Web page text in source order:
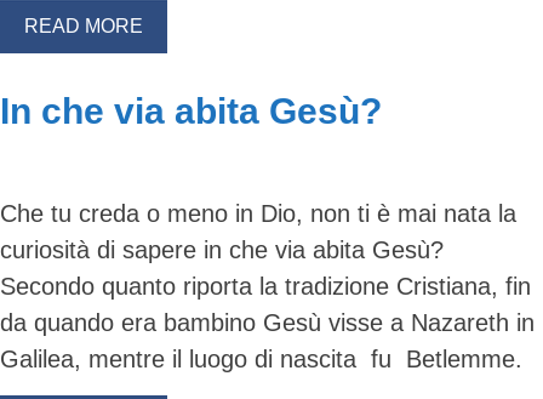
READ MORE
In che via abita Gesù?
Che tu creda o meno in Dio, non ti è mai nata la
curiosità di sapere in che via abita Gesù?
Secondo quanto riporta la tradizione Cristiana, fin
da quando era bambino Gesù visse a Nazareth in
Galilea, mentre il luogo di nascita fu Betlemme.